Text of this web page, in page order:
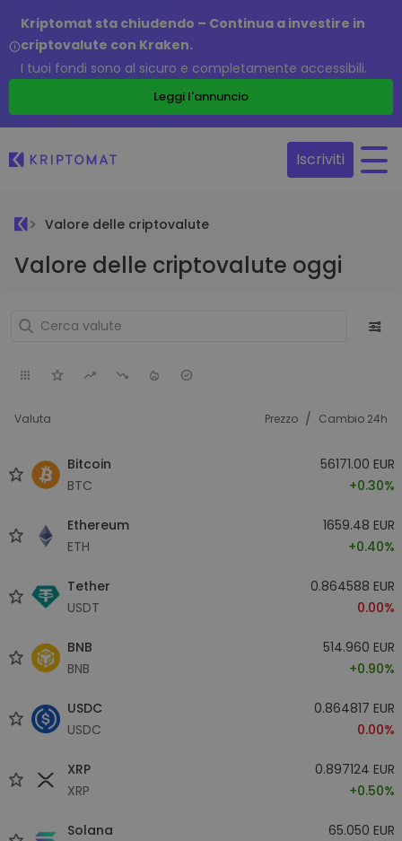
Kriptomat sta chiudendo – Continua a investire in
criptovalute con Kraken.
I tuoi fondi sono al sicuro e completamente accessibili.
Leggi l'annuncio
Iscriviti
Valore delle criptovalute
Valore delle criptovalute oggi
Valuta Prezzo / Cambio 24h
Bitcoin
BTC
56171.00 EUR
+0.30%
Ethereum
ETH
1659.48 EUR
+0.40%
Tether
USDT
0.864588 EUR
0.00%
BNB
BNB
514.960 EUR
+0.90%
USDC
USDC
0.864817 EUR
0.00%
XRP
XRP
0.897124 EUR
+0.50%
Solana
65.050 EUR